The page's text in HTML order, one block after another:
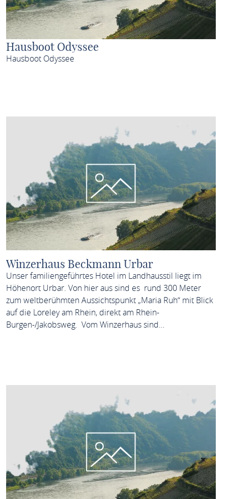
Hausboot Odyssee
Hausboot Odyssee
Winzerhaus Beckmann Urbar
Unser familiengeführtes Hotel im Landhausstil liegt im
Höhenort Urbar. Von hier aus sind es rund 300 Meter
zum weltberühmten Aussichtspunkt „Maria Ruh“ mit Blick
auf die Loreley am Rhein, direkt am Rhein-
Burgen-/Jakobsweg. Vom Winzerhaus sind…